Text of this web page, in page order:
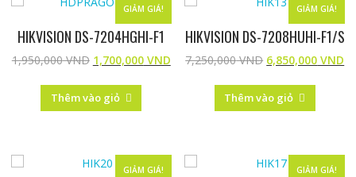
GIẢM GIÁ!
HIKVISION DS-7204HGHI-F1
1,950,000VND 1,700,000VND
Thêm vào giỏ
GIẢM GIÁ!
HIKVISION DS-7208HUHI-F1/S
7,250,000VND 6,850,000 VND
Thêm vào giỏ
GIẢM GIÁ! GIẢM GIÁ!